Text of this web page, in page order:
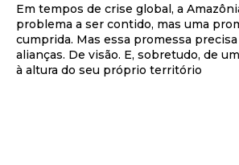
Em tempos de crise global, a
problema a ser contido, mas uma
cumprida. Mas essa promessa
alianças. De visão. E, sobretudo, de
à altura do seu próprio território